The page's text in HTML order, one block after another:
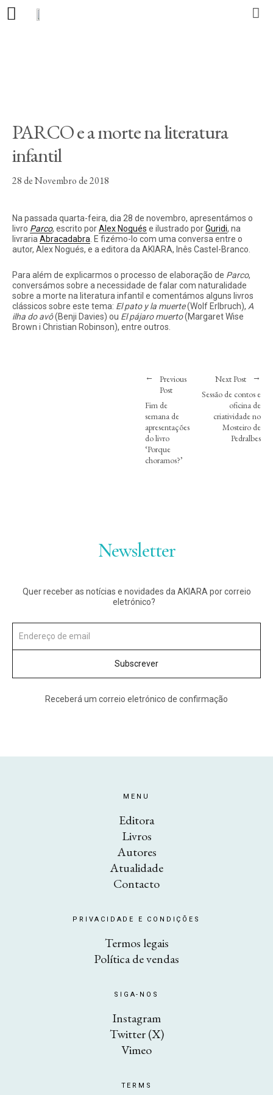
Autores
Contacto
PT CA ES
PARCO e a morte na literatura
infantil
28 de Novembro de 2018
Na passada quarta-feira, dia 28 de novembro, apresentámos o
livro Parco, escrito porAlex Nogués e ilustrado porGuridi, na
livraria Abracadabra . E fizémo-lo com uma conversa entre o
autor, Alex Nogués, e a editora da AKIARA, Inês Castel-Branco.
Para além de explicarmos o processo de elaboração de Parco,
conversámos sobre a necessidade de falar com naturalidade
sobre a morte na literatura infantil e comentámos alguns livros
clássicos sobre este tema: El pato y la muerte(Wolf Erlbruch), A
ilha do avô(Benji Davies) ou El pájaro muerto(Margaret Wise
Brown i Christian Robinson), entre outros.
Previous
Post
Fim de
semana de
apresentações
do livro
‘Porque
choramos?’
Next Post
Sessão de contos e
oficina de
criatividade no
Mosteiro de
Pedralbes
Newsletter
Quer receber as notícias e novidades da AKIARA por correio
eletrónico?
Receberá um correio eletrónico de confirmação
MENU
Editora
Livros
Autores
Atualidade
Contacto
PRIVACIDADE E CONDIÇÕES
Termos legais
Política de vendas
SIGA-NOS
Instagram
Twitter (X)
Vimeo
TERMS